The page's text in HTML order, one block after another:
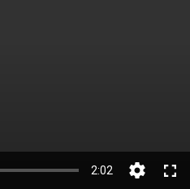
2:02